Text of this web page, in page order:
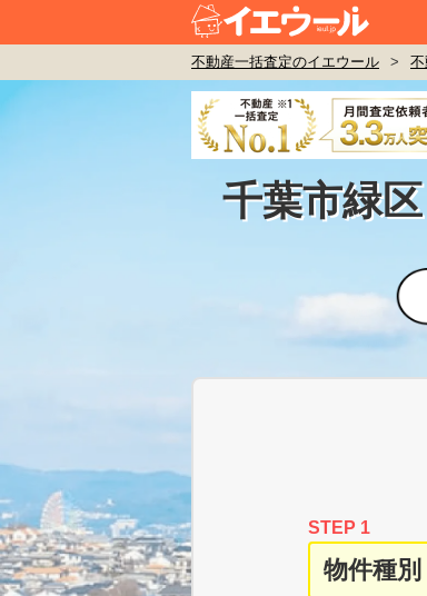
不動産一括査定のイエウール >
千葉市緑
STEP 1